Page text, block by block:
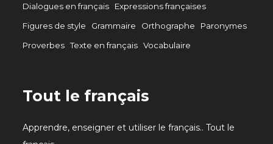
Dialogues en français
Expressions françaises
Figures de style
Grammaire Orthographe
Paronymes
Proverbes Texte en français Vocabulaire
Tout le français
Apprendre, enseigner et utiliser le français.. Tout le